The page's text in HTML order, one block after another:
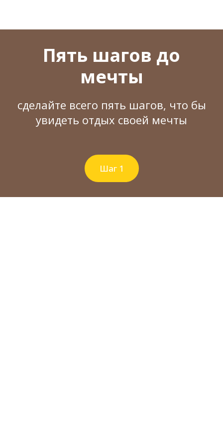
Пять шагов до
мечты
сделайте всего пять шагов, что бы
увидеть отдых своей мечты
Шаг 1